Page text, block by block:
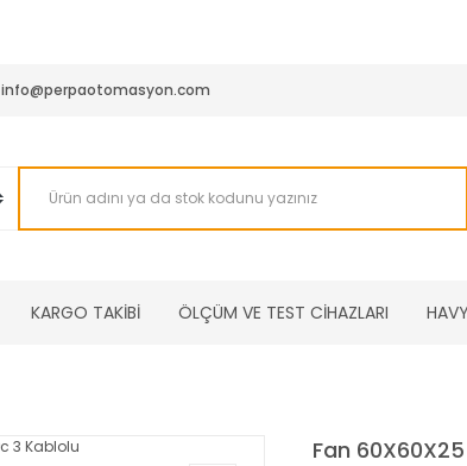
info@perpaotomasyon.com
KARGO TAKİBİ ÖLÇÜM VE TEST CİHAZLARI
Fan